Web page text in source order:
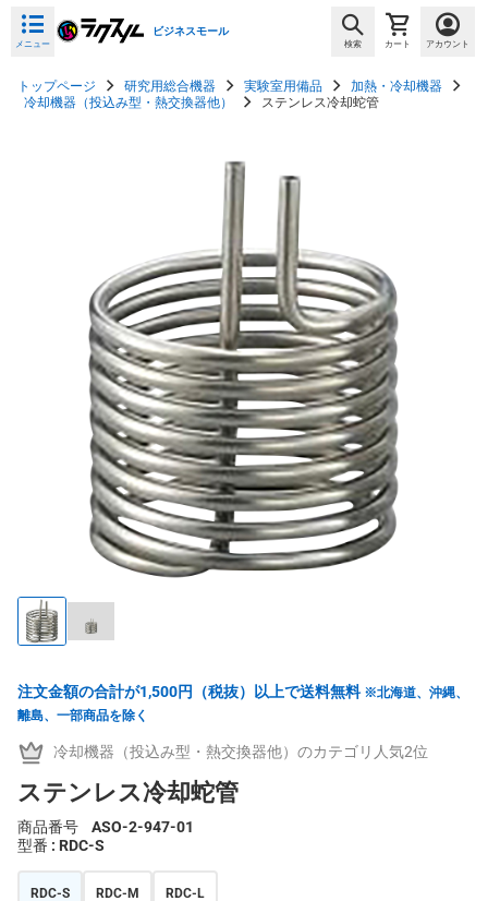
メニュー
ビジネスモール
検索 カート アカウント
トップページ 研究用総合機器 実験室用備品
加熱・冷却機器
冷却機器（投込み型・熱交換器他）
ステンレス冷却蛇管
注文金額の合計が1,500円（税抜）以上で送料無料 ※北海道、沖縄、
離島、一部商品を除く
冷却機器（投込み型・熱交換器他）のカテゴリ人気2位
ステンレス冷却蛇管
商品番号
ASO-2-947-01
型番 : RDC-S
RDC-S RDC-M RDC-L